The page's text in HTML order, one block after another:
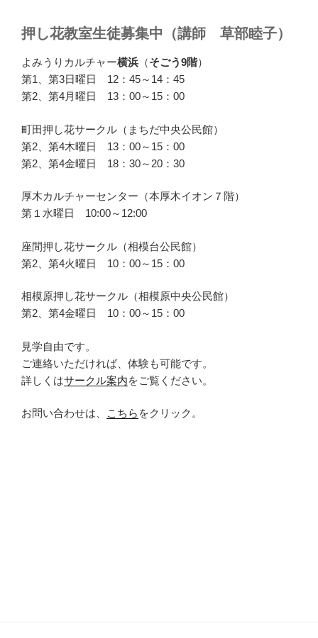
押し花教室生徒募集中（講師 草部睦子）
よみうりカルチャー横浜 （そごう9階）
第1、第3日曜日 12：45～14：45
第2、第4月曜日 13：00～15：00
町田押し花サークル（まちだ中央公民館）
第2、第4木曜日 13：00～15：00
第2、第4金曜日 18：30～20：30
厚木カルチャーセンター（本厚木イオン７階）
第１水曜日 10:00～12:00
座間押し花サークル（相模台公民館）
第2、第4火曜日 10：00～15：00
相模原押し花サークル（相模原中央公民館）
第2、第4金曜日 10：00～15：00
見学自由です。
ご連絡いただければ、体験も可能です。
詳しくはサークル案内をご覧ください。
お問い合わせは、 こちら をクリック。